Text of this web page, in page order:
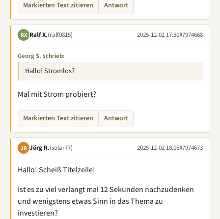
Markierten Text zitieren Antwort
RX Ralf X.(ralf0815) 2025-12-02 17:50#7974668
Georg S. schrieb:
Hallo! Stromlos?
Mal mit Strom probiert?
Markierten Text zitieren Antwort
JR Jörg R.(solar77) 2025-12-02 18:06#7974673
Hallo! Scheiß Titelzeile!
Ist es zu viel verlangt mal 12 Sekunden nachzudenken
und wenigstens etwas Sinn in das Thema zu
investieren?